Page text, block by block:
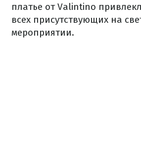
платье от Valintino
всех присутствующих на
мероприятии.